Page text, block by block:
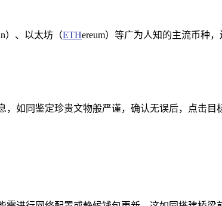
）、以太坊（ETHereum）等广为人知的主流币种
如同鉴定珍贵文物般严谨，确认无误后，点击目